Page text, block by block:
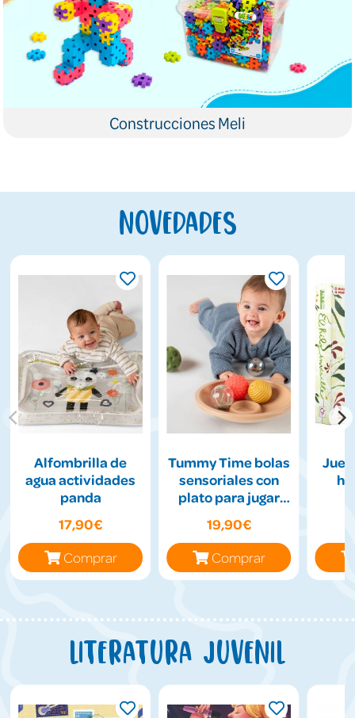
Construcciones Meli
Novedades
Alfombrilla de
agua actividades
panda
17,90€
Comprar
Tummy Time bolas
sensoriales con
plato para jugar
19,90€
Comprar
Literatura juvenil